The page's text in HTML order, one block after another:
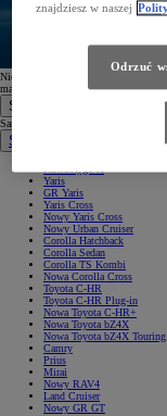
Nie otrzymałeś wiadomości? Nie
mailową, możesz również ponowić
Samochody
Samochody
Samochody osobowe
Nowe Aygo X
Yaris
GR Yaris
Yaris Cross
Nowy Yaris Cross
Nowy Urban Cruiser
Corolla Hatchback
Corolla Sedan
Corolla TS Kombi
Nowa Corolla Cross
Toyota C-HR
Toyota C-HR Plug-in
Nowa Toyota C-HR+
Nowa Toyota bZ4X
Nowa Toyota bZ4X Touring
Camry
Prius
Mirai
Nowy RAV4
Land Cruiser
Nowy GR GT
znajdziesz w naszej
Odrzuć